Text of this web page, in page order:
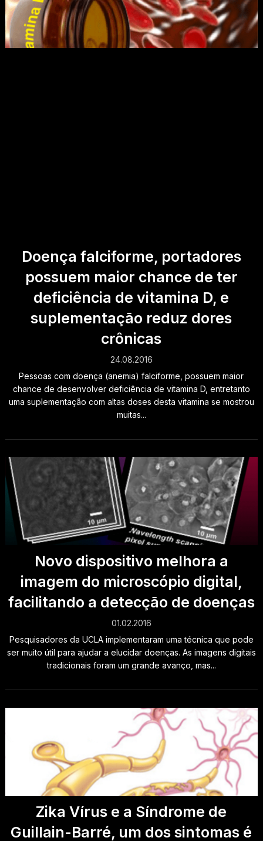
Doença falciforme, portadores
possuem maior chance de ter
deficiência de vitamina D, e
suplementação reduz dores
crônicas
24.08.2016
Pessoas com doença (anemia) falciforme, possuem maior
chance de desenvolver deficiência de vitamina D, entretanto
uma suplementação com altas doses desta vitamina se mostrou
muitas...
Novo dispositivo melhora a
imagem do microscópio digital,
facilitando a detecção de doenças
01.02.2016
Pesquisadores da UCLA implementaram uma técnica que pode
ser muito útil para ajudar a elucidar doenças. As imagens digitais
tradicionais foram um grande avanço, mas...
Zika Vírus e a Síndrome de
Guillain-Barré, um dos sintomas é